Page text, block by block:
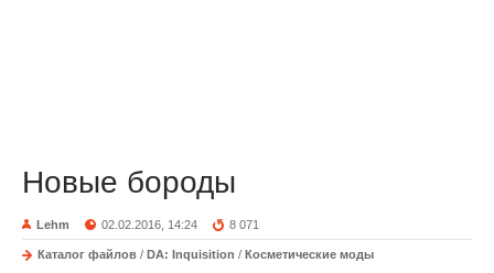
Новые бороды
Lehm 02.02.2016, 14:24 8 071
Каталог файлов / DA: Inquisition / Косметические моды